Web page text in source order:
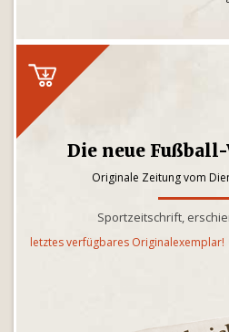
Die neue
Originale Zeitung vom
Sportzeitschrift,
letztes verfügbares Originalexemplar!